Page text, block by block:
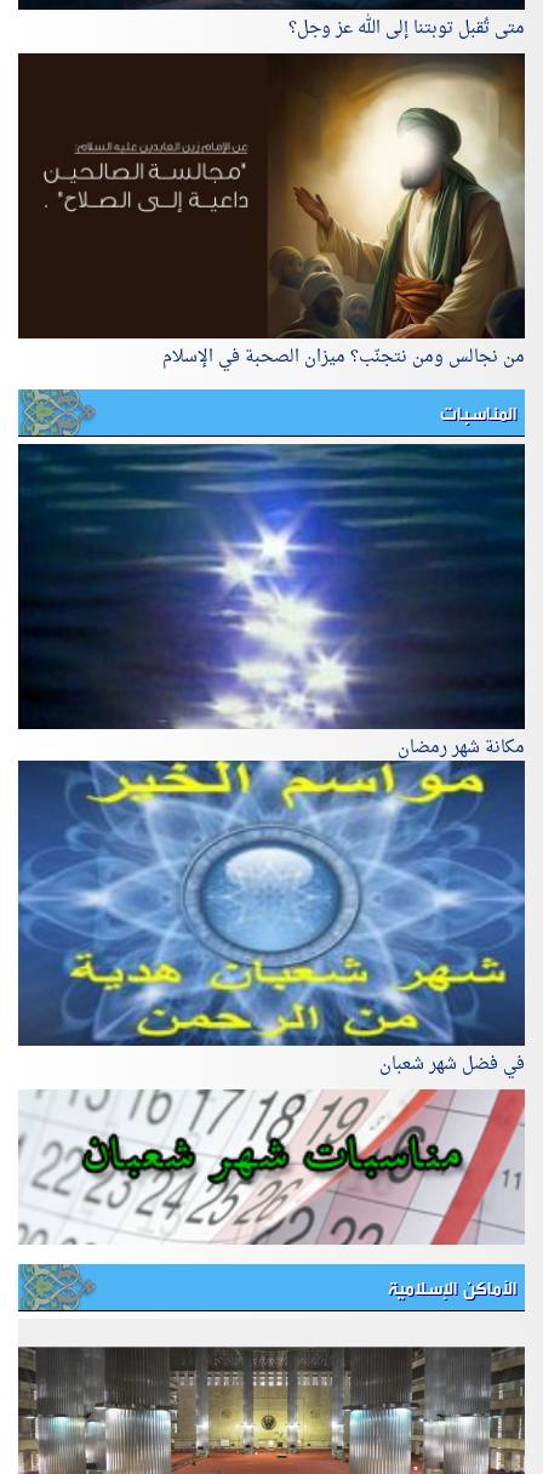
متى تُقبل توبتنا إلى الله عز وجل؟
من نجالس ومن نتجنّب؟ ميزان الصحبة في الإسلام
المناسبات
مكانة شهر رمضان
في فضل شهر شعبان
الأماكن الإسلامية